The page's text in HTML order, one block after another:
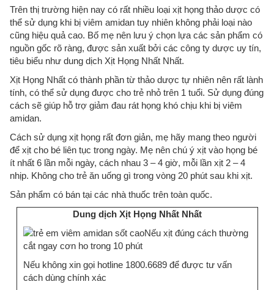
Trên thị trường hiện nay có rất nhiều loại xịt họng thảo dược có
thể sử dụng khi bị viêm amidan tuy nhiên không phải loại nào
cũng hiệu quả cao. Bố mẹ nên lưu ý chọn lựa các sản phẩm có
nguồn gốc rõ ràng, được sản xuất bởi các công ty dược uy tín,
tiêu biểu như dung dịch Xịt Họng Nhất Nhất.
Xịt Họng Nhất có thành phần từ thảo dược tự nhiên nên rất lành
tính, có thể sử dụng được cho trẻ nhỏ trên 1 tuổi. Sử dụng đúng
cách sẽ giúp hỗ trợ giảm đau rát họng khó chịu khi bị viêm
amidan.
Cách sử dụng xịt họng rất đơn giản, mẹ hãy mang theo người
để xịt cho bé liên tục trong ngày. Mẹ nên chú ý xịt vào họng bé
ít nhất 6 lần mỗi ngày, cách nhau 3 – 4 giờ, mỗi lần xịt 2 – 4
nhịp. Không cho trẻ ăn uống gì trong vòng 20 phút sau khi xịt.
Sản phẩm có bán tại các nhà thuốc trên toàn quốc.
Dung dịch Xịt Họng Nhất Nhất
Nếu xịt đúng cách thường
cắt ngay cơn ho trong 10 phút
Nếu không xin gọi hotline 1800.6689 để được tư vấn
cách dùng chính xác